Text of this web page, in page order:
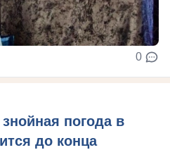
0
погода в
до конца